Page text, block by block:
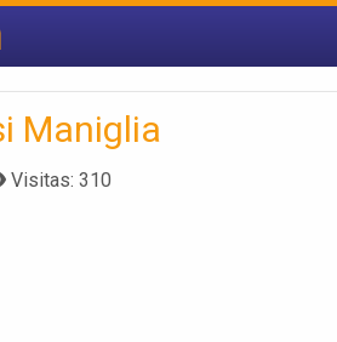
Maniglia
Visitas: 310